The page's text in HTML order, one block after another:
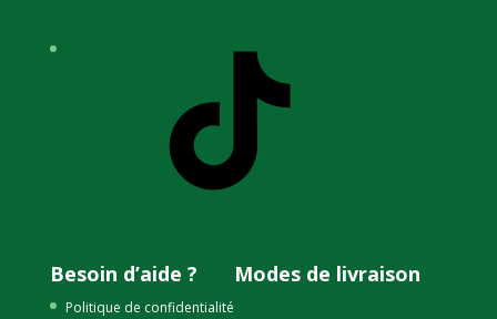
Besoin d’aide ?
Politique de confidentialité
Modes de livraison